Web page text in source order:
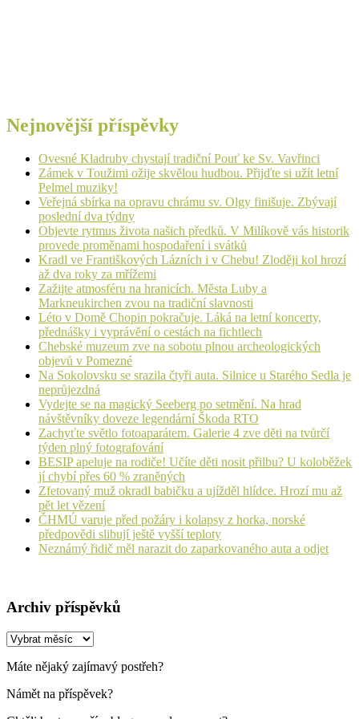
Nejnovější příspěvky
Ovesné Kladruby chystají tradiční Pouť ke Sv. Vavřinci
Zámek v Toužimi ožije skvělou hudbou. Přijďte si užít letní
Pelmel muziky!
Veřejná sbírka na opravu chrámu sv. Olgy finišuje. Zbývají
poslední dva týdny
Objevte rytmus života našich předků. V Milíkově vás historik
provede proměnami hospodaření i svátků
Kradl ve Františkových Lázních i v Chebu! Zloději kol hrozí
až dva roky za mřížemi
Zažijte atmosféru na hranicích. Města Luby a
Markneukirchen zvou na tradiční slavnosti
Léto v Domě Chopin pokračuje. Láká na letní koncerty,
přednášky i vyprávění o cestách na fichtlech
Chebské muzeum zve na sobotu plnou archeologických
objevů v Pomezné
Na Sokolovsku se srazila čtyři auta. Silnice u Starého Sedla je
neprůjezdná
Vydejte se na magický Seeberg po setmění. Na hrad
návštěvníky doveze legendární Škoda RTO
Zachyťte světlo fotoaparátem. Galerie 4 zve děti na tvůrčí
týden plný fotografování
BESIP apeluje na rodiče! Učíte děti nosit přilbu? U koloběžek
jí chybí přes 60 % zraněných
Zfetovaný muž okradl babičku a ujížděl hlídce. Hrozí mu až
pět let vězení
ČHMÚ varuje před požáry i kolapsy z horka, norské
předpovědi slibují ještě vyšší teploty
Neznámý řidič měl narazit do zaparkovaného auta a odjet
Archiv příspěvků
Archiv
Máte nějaký zajímavý postřeh?
Námět na příspěvek?